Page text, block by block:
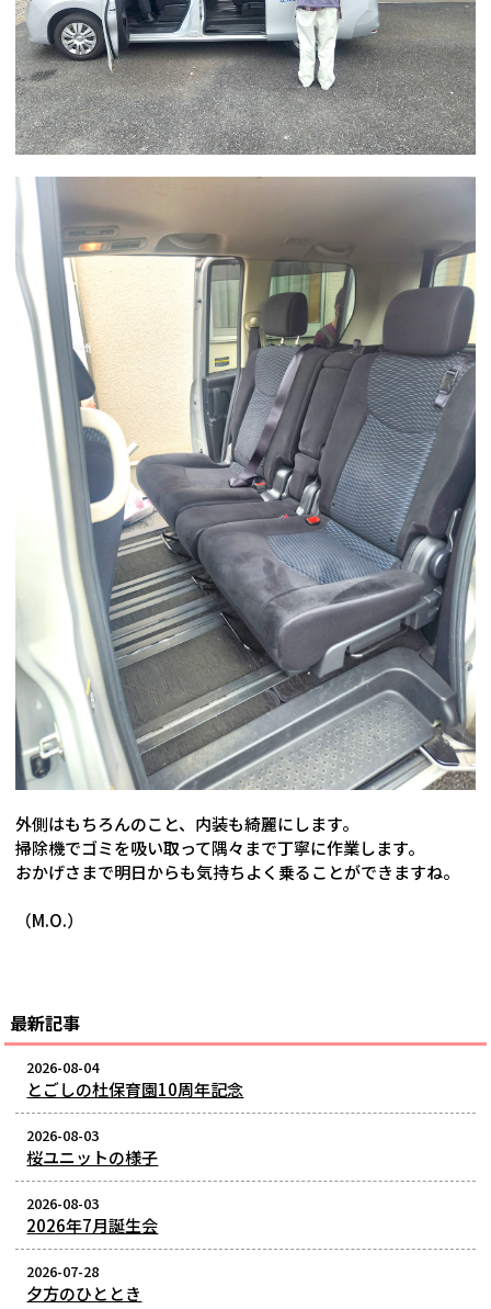
外側はもちろんのこと、内装も綺麗にします。
掃除機でゴミを吸い取って隅々まで丁寧に作業します。
おかげさまで明日からも気持ちよく乗ることができますね。
（M.O.）
最新記事
2026-08-04
とごしの杜保育園10周年記念
2026-08-03
桜ユニットの様子
2026-08-03
2026年7月誕生会
2026-07-28
夕方のひととき